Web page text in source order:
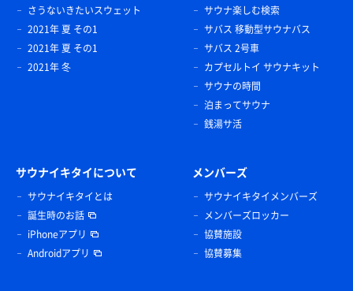
さうないきたいスウェット
2021年 夏 その1
2021年 夏 その1
2021年 冬
サウナ楽しむ検索
サバス 移動型サウナバス
サバス 2号車
カプセルトイ サウナキット
サウナの時間
泊まってサウナ
銭湯サ活
サウナイキタイについて
サウナイキタイとは
誕生時のお話
iPhoneアプリ
Androidアプリ
メンバーズ
サウナイキタイメンバーズ
メンバーズロッカー
協賛施設
協賛募集